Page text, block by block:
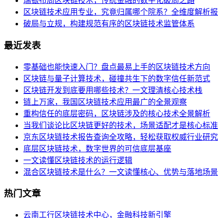
区块链技术应用专业，究竟归属哪个院系？全维度解析
破局与立规，构建规范有序的区块链技术监管体系
最近发表
零基础也能快速入门？盘点最易上手的区块链技术方向
区块链与量子计算技术，碰撞共生下的数字信任新范式
区块链开发到底要用哪些技术？一文理清核心技术栈
链上万家，我国区块链技术应用最广的全景观察
重构信任的底层密码，区块链涉及的核心技术全景解析
当我们谈论比区块链更好的技术，场景适配才是核心标准
京东区块链技术报告查询全攻略，轻松获取权威行业研
底层区块链技术，数字世界的可信底层基座
一文读懂区块链技术的运行逻辑
混合区块链技术是什么？一文读懂核心、优势与落地场景
热门文章
云南工行区块链技术中心，金融科技新引擎